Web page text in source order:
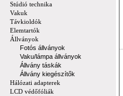
Stúdió technika
Vakuk
Távkioldók
Elemtartók
Állványok
Fotós állványok
Vaku/lámpa állványok
Állvány táskák
Állvány kiegészítők
Hálózati adapterek
LCD védőfóliák